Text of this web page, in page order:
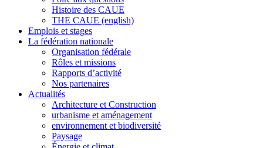
Histoire des CAUE
THE CAUE (english)
Emplois et stages
La fédération nationale
Organisation fédérale
Rôles et missions
Rapports d’activité
Nos partenaires
Actualités
Architecture et Construction
urbanisme et aménagement
environnement et biodiversité
Paysage